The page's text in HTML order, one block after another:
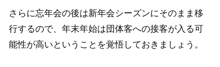
さらに忘年会の後は新年会シーズンにそのまま移
行するので、年末年始は団体客への接客が入る可
能性が高いということを覚悟しておきましょう。